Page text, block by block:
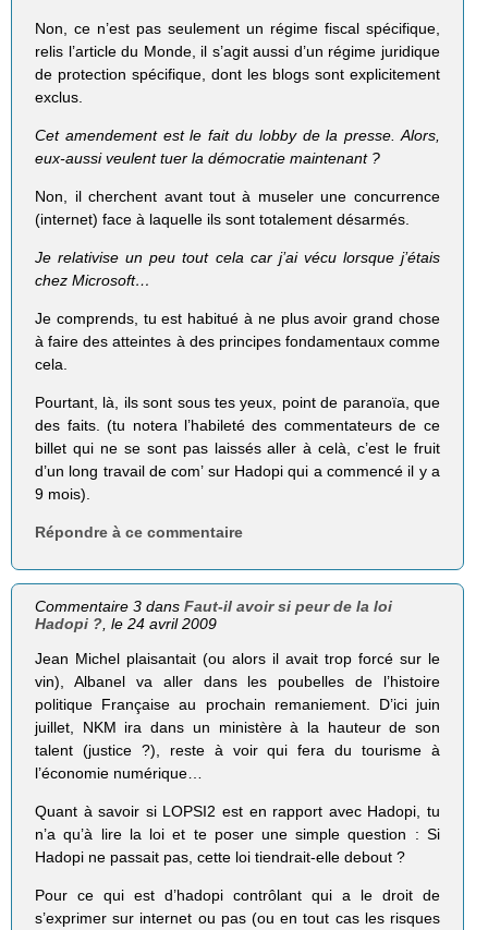
Non, ce n’est pas seulement un régime fiscal spécifique,
relis l’article du Monde, il s’agit aussi d’un régime juridique
de protection spécifique, dont les blogs sont explicitement
exclus.
Cet amendement est le fait du lobby de la presse. Alors,
eux-aussi veulent tuer la démocratie maintenant ?
Non, il cherchent avant tout à museler une concurrence
(internet) face à laquelle ils sont totalement désarmés.
Je relativise un peu tout cela car j’ai vécu lorsque j’étais
chez Microsoft…
Je comprends, tu est habitué à ne plus avoir grand chose
à faire des atteintes à des principes fondamentaux comme
cela.
Pourtant, là, ils sont sous tes yeux, point de paranoïa, que
des faits. (tu notera l’habileté des commentateurs de ce
billet qui ne se sont pas laissés aller à celà, c’est le fruit
d’un long travail de com’ sur Hadopi qui a commencé il y a
9 mois).
Répondre à ce commentaire
Commentaire 3 dansFaut-il avoir si peur de la loi
Hadopi ? , le 24 avril 2009
Jean Michel plaisantait (ou alors il avait trop forcé sur le
vin), Albanel va aller dans les poubelles de l’histoire
politique Française au prochain remaniement. D’ici juin
juillet, NKM ira dans un ministère à la hauteur de son
talent (justice ?), reste à voir qui fera du tourisme à
l’économie numérique…
Quant à savoir si LOPSI2 est en rapport avec Hadopi, tu
n’a qu’à lire la loi et te poser une simple question : Si
Hadopi ne passait pas, cette loi tiendrait-elle debout ?
Pour ce qui est d’hadopi contrôlant qui a le droit de
s’exprimer sur internet ou pas (ou en tout cas les risques